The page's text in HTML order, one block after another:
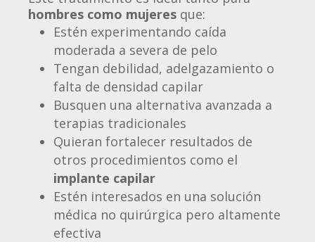
hombres como mujeres que:
Estén experimentando caída
moderada a severa de pelo
Tengan debilidad, adelgazamiento o
falta de densidad capilar
Busquen una alternativa avanzada a
terapias tradicionales
Quieran fortalecer resultados de
otros procedimientos como el
implante capilar
Estén interesados en una solución
médica no quirúrgica pero altamente
efectiva